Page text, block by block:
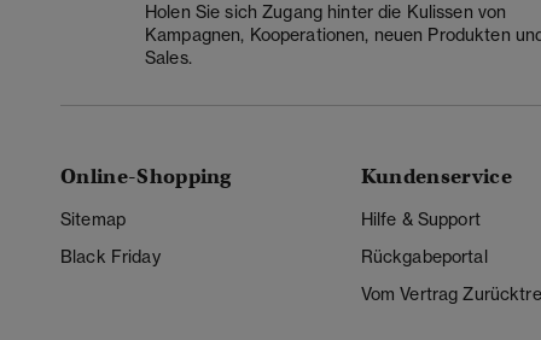
Holen Sie sich Zugang hinter die Kulissen von
Kampagnen, Kooperationen, neuen Produkten
Sales.
Online-Shopping
Sitemap
Black Friday
Kundenservice
Hilfe & Support
Rückgabeportal
Vom Vertrag